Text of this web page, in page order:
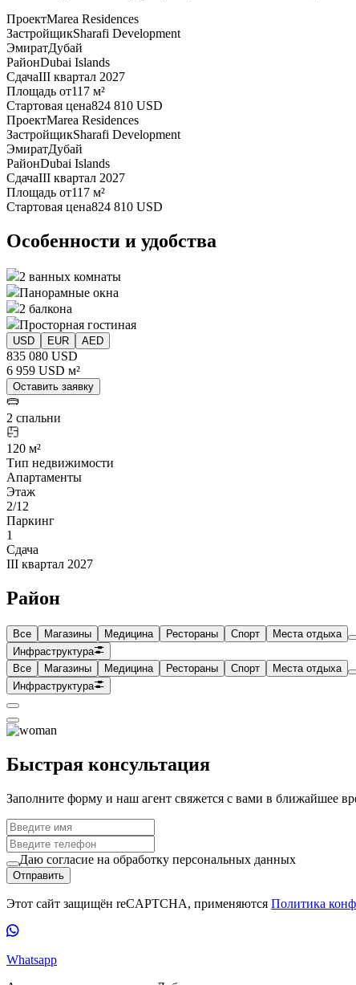
ПроектMarea Residences
ЗастройщикSharafi Development
ЭмиратДубай
РайонDubai Islands
СдачаIII квартал 2027
Площадь от117 м²
Стартовая цена824 810 USD
ПроектMarea Residences
ЗастройщикSharafi Development
ЭмиратДубай
РайонDubai Islands
СдачаIII квартал 2027
Площадь от117 м²
Стартовая цена824 810 USD
Особенности и удобства
2 ванных комнаты
Панорамные окна
2 балкона
Просторная гостиная
USD EUR AED
835 080 USD
6 959 USD м²
Оставить заявку
2 спальни
120 м²
Тип недвижимости
Апартаменты
Этаж
2/12
Паркинг
1
Сдача
III квартал 2027
Район
Все Магазины Медицина Рестораны Спорт
Места отдыха
Инфраструктура
Все
Магазины Медицина Рестораны Спорт
Места отдыха
Инфраструктура
Быстрая консультация
Заполните форму и наш агент свяжется с вами в ближайшее
Даю согласие на обработку персональных данных
Отправить
Этот сайт защищён reCAPTCHA, применяются Политика
Whatsapp